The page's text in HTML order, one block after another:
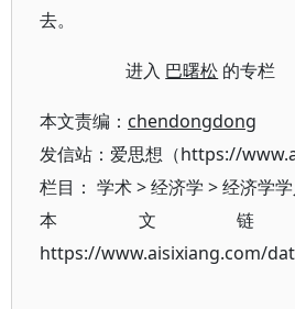
去。
进入 巴曙松 的专栏
本文责编： chendongdong
发信站：爱思想（https://
栏目： 学术>经济学 >经济学
本文链
https://www.aisixiang.com/